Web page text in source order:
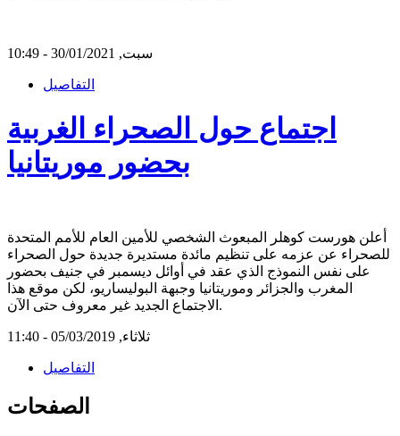
سبت, 30/01/2021 - 10:49
التفاصيل
اجتماع حول الصحراء الغربية
بحضور موريتانيا
أعلن هورست كوهلر المبعوث الشخصي للأمين العام للأمم المتحدة
للصحراء عن عزمه على تنظيم مائدة مستديرة جديدة حول الصحراء
على نفس النموذج الذي عقد في أوائل ديسمبر في جنيف بحضور
المغرب والجزائر وموريتانيا وجبهة البوليساريو، لكن موقع هذا
الاجتماع الجديد غير معروف حتى الآن.
ثلاثاء, 05/03/2019 - 11:40
التفاصيل
الصفحات